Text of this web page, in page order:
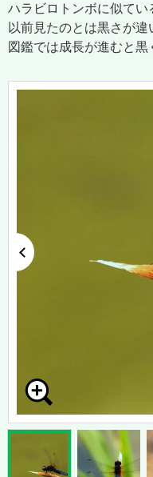
ハラビロトンボに似てい
以前見たのとは黒さが違
図鑑では成長が進むと黒